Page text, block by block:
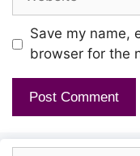
Engo parandhadhu
Un veetukku
Vaasal aruginil
Save my name,
browser for the